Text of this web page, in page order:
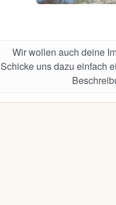
Wir wollen auch deine
Schicke uns dazu einfach